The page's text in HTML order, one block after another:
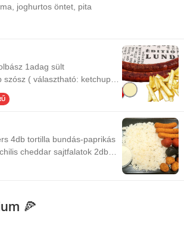
joghurtos öntet, pita
1adag sült
szósz ( választható: ketchup,
4db tortilla bundás-paprikás
cheddar sajtfalatok 2db
Jázmin rizs
🍕